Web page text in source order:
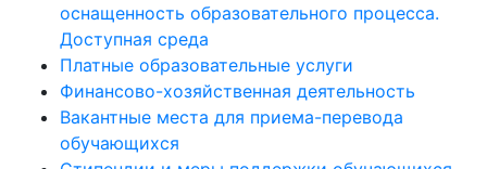
оснащенность образовательного процесса.
Доступная среда
Платные образовательные услуги
Финансово-хозяйственная деятельность
Вакантные места для приема-перевода
обучающихся